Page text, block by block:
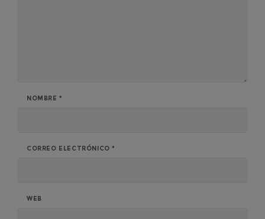
NOMBRE *
CORREO ELECTRÓNICO *
WEB